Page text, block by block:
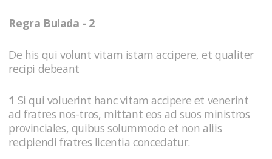
Regra Bulada - 2
De his qui volunt vitam istam accipere, et qualiter
recipi debeant
1 Si qui voluerint hanc vitam accipere et venerint
ad fratres nos-tros, mittant eos ad suos ministros
provinciales, quibus solummodo et non aliis
recipiendi fratres licentia concedatur.